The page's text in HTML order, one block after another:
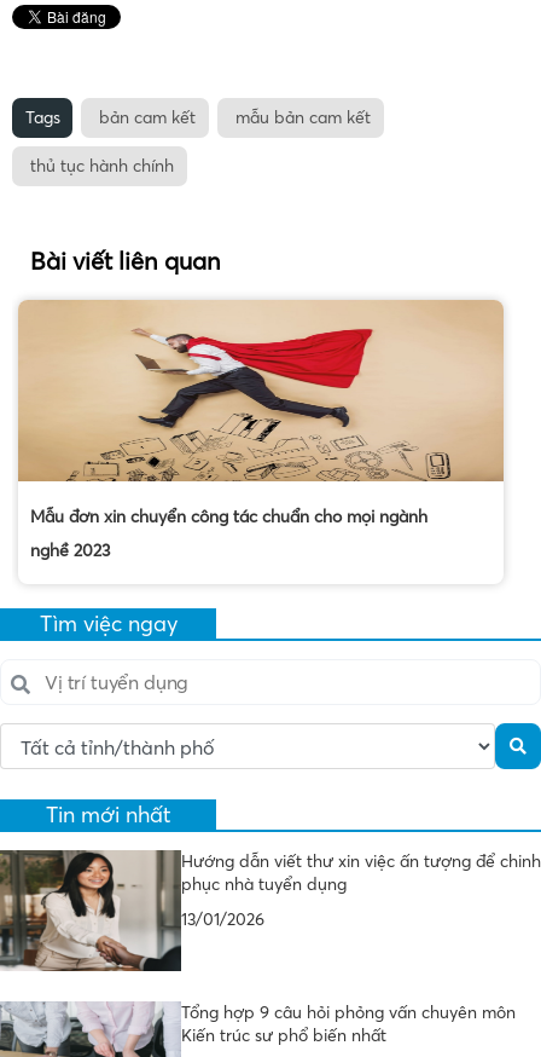
Tags bản cam kết mẫu bản cam kết
thủ tục hành chính
Bài viết liên quan
Mẫu đơn xin chuyển công tác chuẩn cho mọi ngành
nghề 2023
Tìm việc ngay
Tin mới nhất
Hướng dẫn viết thư xin việc ấn tượng để chinh
phục nhà tuyển dụng
13/01/2026
Tổng hợp 9 câu hỏi phỏng vấn chuyên môn
Kiến trúc sư phổ biến nhất